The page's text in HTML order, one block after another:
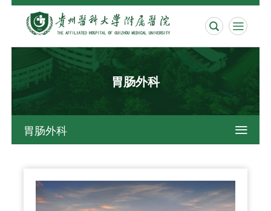
 
胃肠外科
胃肠外科 